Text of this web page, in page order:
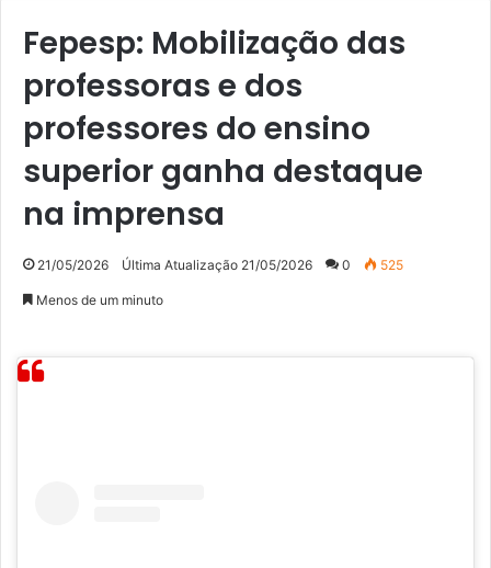
Fepesp: Mobilização das
professoras e dos
professores do ensino
superior ganha destaque
na imprensa
21/05/2026 Última Atualização 21/05/2026 0 525
Menos de um minuto